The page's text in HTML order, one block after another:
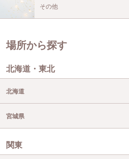
その他
場所から探す
北海道・東北
北海道
宮城県
関東